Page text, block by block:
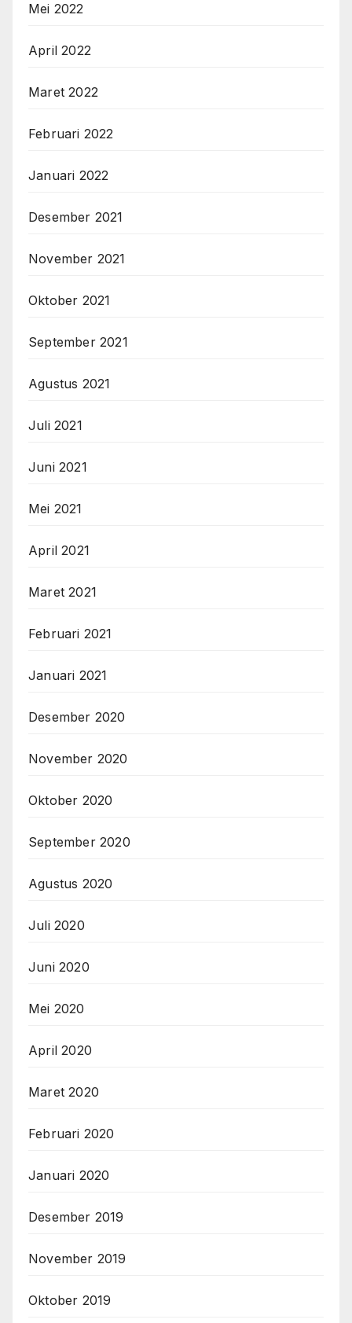
Mei 2022
April 2022
Maret 2022
Februari 2022
Januari 2022
Desember 2021
November 2021
Oktober 2021
September 2021
Agustus 2021
Juli 2021
Juni 2021
Mei 2021
April 2021
Maret 2021
Februari 2021
Januari 2021
Desember 2020
November 2020
Oktober 2020
September 2020
Agustus 2020
Juli 2020
Juni 2020
Mei 2020
April 2020
Maret 2020
Februari 2020
Januari 2020
Desember 2019
November 2019
Oktober 2019